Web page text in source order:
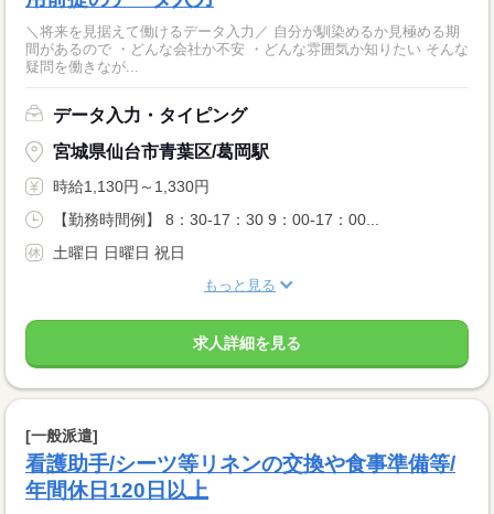
＼将来を見据えて働けるデータ入力／ 自分が馴染めるか見極める期
間があるので ・どんな会社か不安 ・どんな雰囲気か知りたい そんな
疑問を働きなが...
データ入力・タイピング
宮城県仙台市青葉区/葛岡駅
時給1,130円～1,330円
【勤務時間例】 8：30-17：30 9：00-17：00...
土曜日 日曜日 祝日
もっと見る
求人詳細を見る
[一般派遣]
看護助手/シーツ等リネンの交換や食事準備等/
年間休日120日以上